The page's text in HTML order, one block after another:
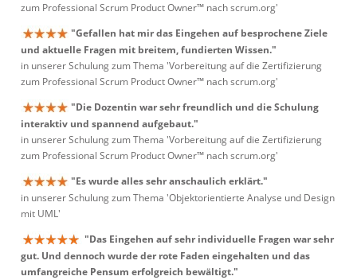
zum Professional Scrum Product Owner™ nach scrum.org'
"Gefallen hat mir das Eingehen auf besprochene Ziele
und aktuelle Fragen mit breitem, fundierten Wissen."
in unserer Schulung zum Thema 'Vorbereitung auf die Zertifizierung
zum Professional Scrum Product Owner™ nach scrum.org'
"Die Dozentin war sehr freundlich und die Schulung
interaktiv und spannend aufgebaut."
in unserer Schulung zum Thema 'Vorbereitung auf die Zertifizierung
zum Professional Scrum Product Owner™ nach scrum.org'
"Es wurde alles sehr anschaulich erklärt."
in unserer Schulung zum Thema 'Objektorientierte Analyse und Design
mit UML'
"Das Eingehen auf sehr individuelle Fragen war sehr
gut. Und dennoch wurde der rote Faden eingehalten und das
umfangreiche Pensum erfolgreich bewältigt."